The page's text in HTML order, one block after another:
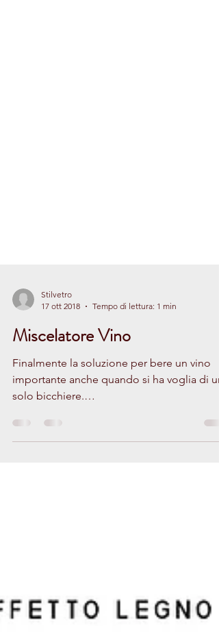
17 ott 2018
Tempo di lettura: 1 min
Miscelatore Vino
Finalmente la soluzione per bere un vino
solo bicchiere.
https://www.stilvetrostore.net/novita